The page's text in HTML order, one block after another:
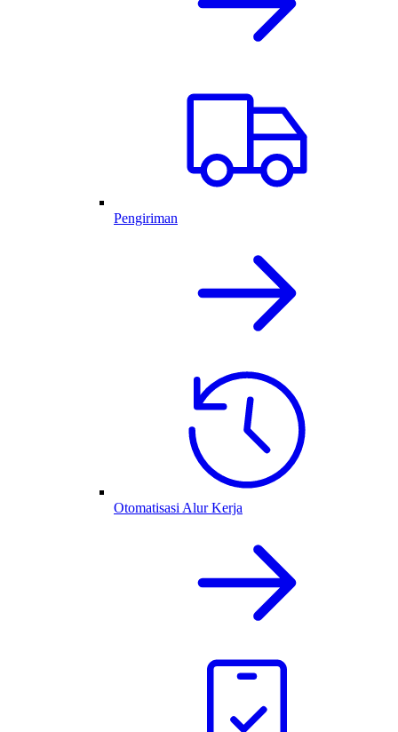
Pengiriman
Otomatisasi Alur Kerja